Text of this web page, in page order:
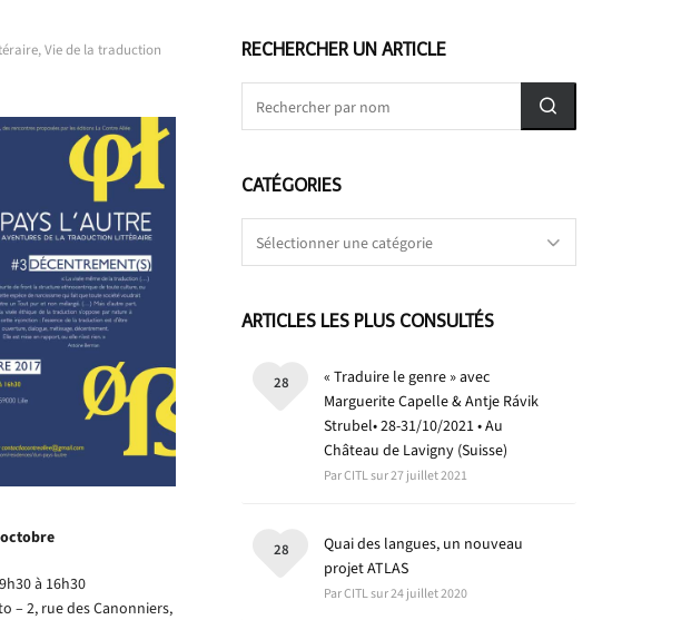
,Vie de la traduction
à 16h30
– 2, rue des Canonniers,
RECHERCHER UN ARTICLE
CATÉGORIES
ARTICLES LES PLUS CONSULTÉS
« Traduire le genre » avec
Marguerite Capelle & Antje Rávik
Strubel• 28-31/10/2021 • Au
Château de Lavigny (Suisse)
Par CITL sur 27 juillet 2021
28
Quai des langues, un nouveau
projet ATLAS
Par CITL sur 24 juillet 2020
28